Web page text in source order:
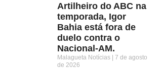
Artilheiro do ABC na
temporada, Igor
Bahia está fora de
duelo contra o
Nacional-AM.
Malagueta Notícias
7 de agosto
de 2026